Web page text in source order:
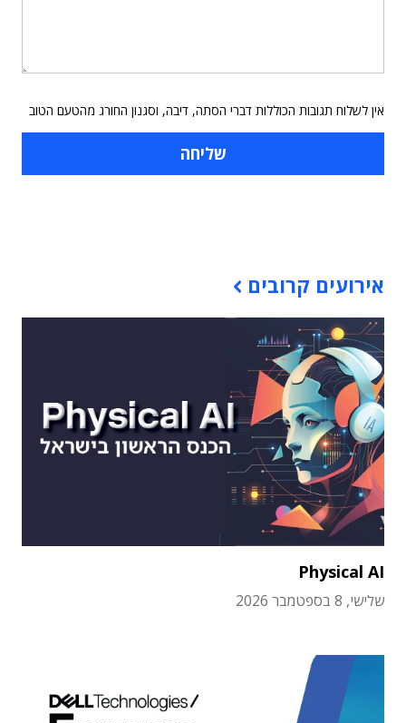
אין לשלוח תגובות הכוללות דברי הסתה, דיבה, וסגנון החורג מהטעם הטוב
אירועים קרובים
Physical AI
שלישי, 8 בספטמבר 2026